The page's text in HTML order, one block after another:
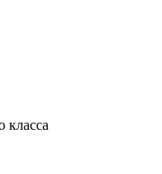
класса